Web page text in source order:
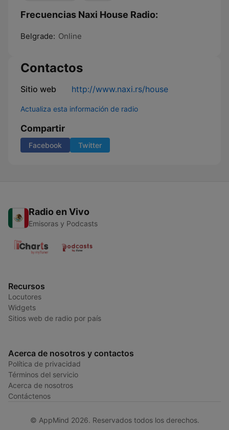
Frecuencias Naxi House Radio:
Belgrade: Online
Contactos
Sitio web http://www.naxi.rs/house
Actualiza esta información de radio
Compartir
Facebook Twitter
Radio en Vivo
Emisoras y Podcasts
Recursos
Locutores
Widgets
Sitios web de radio por país
Acerca de nosotros y contactos
Política de privacidad
Términos del servicio
Acerca de nosotros
Contáctenos
© AppMind 2026. Reservados todos los derechos.